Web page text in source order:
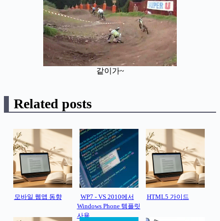
같이가~
Related posts
모바일 웹앱 동향
WP7 - VS 2010에서
Windows Phone 템플릿
사용
HTML5 가이드